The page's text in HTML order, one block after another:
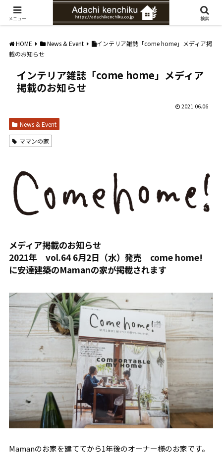
愛知県みよし市の工務店。自然素材を使ったナチュラルな家づくりをご提案
HOME News & Event
インテリア雑誌「come home」メディア掲
載のお知らせ
インテリア雑誌「come home」メディア
掲載のお知らせ
2021.06.06
News & Event
ママンの家
メディア掲載のお知らせ
2021年 vol.64 6月2日（水）発売 come home!
に安達建築のMamanの家が掲載されます
Mamanのお家を建ててから1年後のオーナー様のお家です。
メニュー 検索